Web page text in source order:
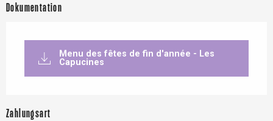
Dokumentation
Menu des fêtes de fin d'année - Les
Capucines
Zahlungsart